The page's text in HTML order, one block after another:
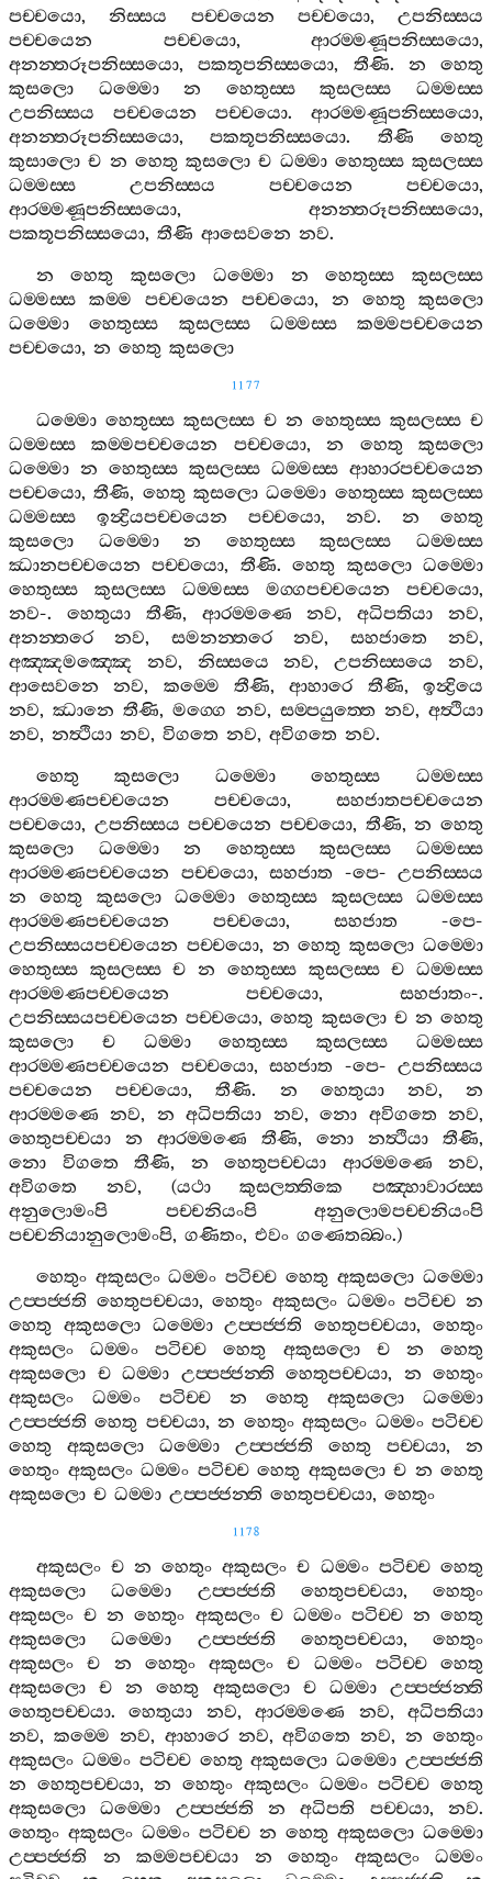
පච‍්චයො,නිස‍්සය පච‍්චයෙන පච‍්චයො, උපනිස‍්සය
පච‍්චයෙන
පච‍්චයො, ආරම‍්මණූපනිස‍්සයො,
අනන‍්තරූපනිස‍්සයො,පකතූපනිස‍්සයො, තීණි. න
හෙතු
කුසලො
ධම‍්මො න හෙතුස‍්ස කුසලස‍්ස
ධම‍්මස‍්ස
උපනිස‍්සය
පච‍්චයෙන පච‍්චයො. ආරම‍්මණූපනිස‍්සයො,
අනන‍්තරූපනිස‍්සයො,පකතූපනිස‍්සයො. තීණි
හෙතු
කුසාලො ච න හෙතු කුසලො ච ධම‍්මා හෙතුස‍්ස කුසලස‍්ස
ධම‍්මස‍්ස
උපනිස‍්සය පච‍්චයෙන පච‍්චයො,
ආරම‍්මණූපනිස‍්සයො, අනන‍්තරූපනිස‍්සයො,
පකතූපනිස‍්සයො, තීණි ආසෙවනෙ නව.
න
හෙතු කුසලො ධම‍්මො න හෙතුස‍්ස
කුසලස‍්ස
ධම‍්මස‍්ස
කම‍්ම පච‍්චයෙන පච‍්චයො, න හෙතු
කුසලො
ධම‍්මො
හෙතුස‍්ස කුසලස‍්ස ධම‍්මස‍්ස
කම‍්මපච‍්චයෙන
පච‍්චයො, න හෙතු කුසලො
1177
ධම‍්මො හෙතුස‍්ස කුසලස‍්ස ච න හෙතුස‍්ස කුසලස‍්ස ච
ධම‍්මස‍්ස
කම‍්මපච‍්චයෙන පච‍්චයො,න හෙතු
කුසලො
ධම‍්මො න හෙතුස‍්ස කුසලස‍්ස ධම‍්මස‍්ස ආහාරපච‍්චයෙන
පච‍්චයො,තීණි, හෙතු කුසලො ධම‍්මො හෙතුස‍්ස කුසලස‍්ස
ධම‍්මස‍්ස
ඉන්‍ද්‍රියපච‍්චයෙන පච‍්චයො, නව. න
හෙතු
කුසලො
ධම‍්මො න හෙතුස‍්ස කුසලස‍්ස
ධම‍්මස‍්ස
ඣානපච‍්චයෙන
පච‍්චයො, තීණි.හෙතු කුසලො ධම‍්මො
හෙතුස‍්ස
කුසලස‍්ස ධම‍්මස‍්ස මග‍්ගපච‍්චයෙන පච‍්චයො,
නව-. හෙතුයා තීණි, ආරම‍්මණෙ නව,අධිපතියා නව,
අනන‍්තරෙ
නව, සමනන‍්තරෙ නව, සහජාතෙ නව,
අඤ‍්ඤමඤ‍්ඤෙ
නව, නිස‍්සයෙ නව,උපනිස‍්සයෙ නව,
ආසෙවනෙ
නව, කම‍්මෙ තීණි,ආහාරෙ තීණි,ඉන්‍ද්‍රියෙ
නව,ඣානෙ තීණි,මග‍්ගෙ නව, සම‍්පයුත‍්තෙ නව,අත්‍ථියා
නව, නත්‍ථියා නව, විගතෙ නව, අවිගතෙ නව.
හෙතු
කුසලො ධම‍්මො හෙතුස‍්ස
ධම‍්මස‍්ස
ආරම‍්මණපච‍්චයෙන
පච‍්චයො, සහජාතපච‍්චයෙන
පච‍්චයො, උපනිස‍්සය පච‍්චයෙන පච‍්චයො, තීණි,න හෙතු
කුසලො
ධම‍්මො න හෙතුස‍්ස කුසලස‍්ස
ධම‍්මස‍්ස
ආරම‍්මණපච‍්චයෙන
පච‍්චයො, සහජාත -පෙ- උපනිස‍්සය
න
හෙතු කුසලො ධම‍්මො හෙතුස‍්ස කුසලස‍්ස
ධම‍්මස‍්ස
ආරම‍්මණපච‍්චයෙන
පච‍්චයො, සහජාත -පෙ-
උපනිස‍්සයපච‍්චයෙන පච‍්චයො, න හෙතු කුසලො ධම‍්මො
හෙතුස‍්ස කුසලස‍්ස ච න හෙතුස‍්ස කුසලස‍්ස ච ධම‍්මස‍්ස
ආරම‍්මණපච‍්චයෙන
පච‍්චයො, සහජාතං-.
උපනිස‍්සයපච‍්චයෙන පච‍්චයො,හෙතු කුසලො ච න හෙතු
කුසලො
ච ධම‍්මා හෙතුස‍්ස කුසලස‍්ස
ධම‍්මස‍්ස
ආරම‍්මණපච‍්චයෙන
පච‍්චයො, සහජාත -පෙ- උපනිස‍්සය
පච‍්චයෙන
පච‍්චයො,තීණි. න හෙතුයා නව,න
ආරම‍්මණෙ
නව, න අධිපතියා නව,නො අවිගතෙ නව,
හෙතුපච‍්චයා
න ආරම‍්මණෙ තීණි, නො නත්‍ථියා තීණි,
නො
විගතෙ තීණි, න හෙතුපච‍්චයා ආරම‍්මණෙ නව,
අවිගතෙ
නව, (යථා කුසලත‍්තිකෙ
පඤ‍්හාවාරස‍්ස
අනුලොමංපි
පච‍්චනියංපි
අනුලොමපච‍්චනියංපි
පච‍්චනියානුලොමංපි, ගණිතං, එවං ගණෙතබ‍්බං.)
හෙතුං අකුසලං ධම‍්මං පටිච‍්ච හෙතු අකුසලො ධම‍්මො
උප‍්පජ‍්ජති හෙතුපච‍්චයා,හෙතුං අකුසලං ධම‍්මං පටිච‍්ච න
හෙතු
අකුසලො ධම‍්මො උප‍්පජ‍්ජති හෙතුපච‍්චයා,හෙතුං
අකුසලං
ධම‍්මං පටිච‍්ච හෙතු අකුසලො ච න
හෙතු
අකුසලො ච ධම‍්මා උප‍්පජ‍්ජන‍්ති හෙතුපච‍්චයා, න හෙතුං
අකුසලං
ධම‍්මං පටිච‍්ච න හෙතු අකුසලො
ධම‍්මො
උප‍්පජ‍්ජති හෙතු පච‍්චයා,න හෙතුං අකුසලං ධම‍්මං පටිච‍්ච
හෙතු
අකුසලො ධම‍්මො උප‍්පජ‍්ජති හෙතු පච‍්චයා, න
හෙතුං අකුසලං ධම‍්මං පටිච‍්ච හෙතු අකුසලො ච න හෙතු
අකුසලො ච ධම‍්මා උප‍්පජ‍්ජන‍්ති හෙතුපච‍්චයා, හෙතුං
1178
අකුසලං ච න හෙතුං අකුසලං ච ධම‍්මං පටිච‍්ච හෙතු
අකුසලො
ධම‍්මො උප‍්පජ‍්ජති හෙතුපච‍්චයා, හෙතුං
අකුසලං ච න හෙතුං අකුසලං ච ධම‍්මං පටිච‍්ච න හෙතු
අකුසලො
ධම‍්මො උප‍්පජ‍්ජති හෙතුපච‍්චයා, හෙතුං
අකුසලං
ච න හෙතුං අකුසලං ච ධම‍්මං පටිච‍්ච
හෙතු
අකුසලො
ච න හෙතු අකුසලො ච ධම‍්මා
උප‍්පජ‍්ජන‍්ති
හෙතුපච‍්චයා.හෙතුයා නව,ආරම‍්මණෙ නව,අධිපතියා
නව, කම‍්මෙ නව, ආහාරෙ නව,අවිගතෙ නව,න හෙතුං
අකුසලං ධම‍්මං පටිච‍්ච හෙතු අකුසලො ධම‍්මො උප‍්පජ‍්ජති
න හෙතුපච‍්චයා,න හෙතුං අකුසලං ධම‍්මං පටිච‍්ච හෙතු
අකුසලො
ධම‍්මො උප‍්පජ‍්ජති න අධිපති පච‍්චයා,නව.
හෙතුං අකුසලං ධම‍්මං පටිච‍්ච න හෙතු අකුසලො ධම‍්මො
උප‍්පජ‍්ජති
න කම‍්මපච‍්චයා න හෙතුං අකුසලං
ධම‍්මං